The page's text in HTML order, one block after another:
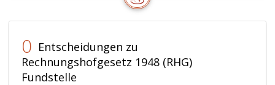
0 Entscheidungen zu
Rechnungshofgesetz 1948 (RHG)
Fundstelle